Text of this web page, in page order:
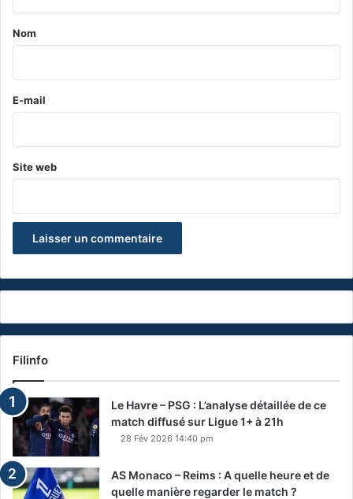
a
e
Nom
E-mail
Site web
Filinfo
Le Havre – PSG : L’analyse détaillée de ce
match diffusé sur Ligue 1+ à 21h
28 Fév 2026 14:40 pm
AS Monaco – Reims : A quelle heure et de
quelle manière regarder le match ?